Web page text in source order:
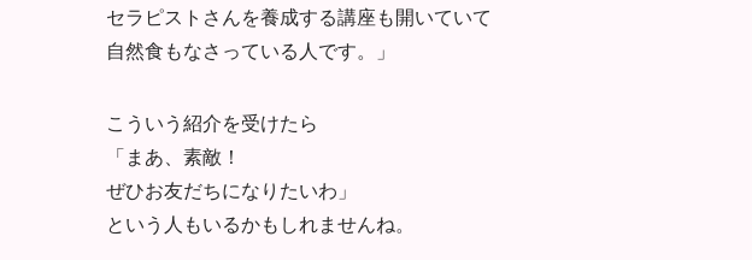
セラピストさんを養成する講座も開いていて
自然食もなさっている人です。」
こういう紹介を受けたら
「まあ、素敵！
ぜひお友だちになりたいわ」
という人もいるかもしれませんね。